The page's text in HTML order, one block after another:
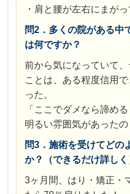
・肩と腰が左右にまが
問2．多くの院がある中
は何ですか？
前から気になっていて
ことは、ある程度信用
った。
「ここでダメなら諦め
明るい雰囲気があったの
問3．施術を受けてどの
か？（できるだけ詳しく
3ヶ月間、はり・矯正・